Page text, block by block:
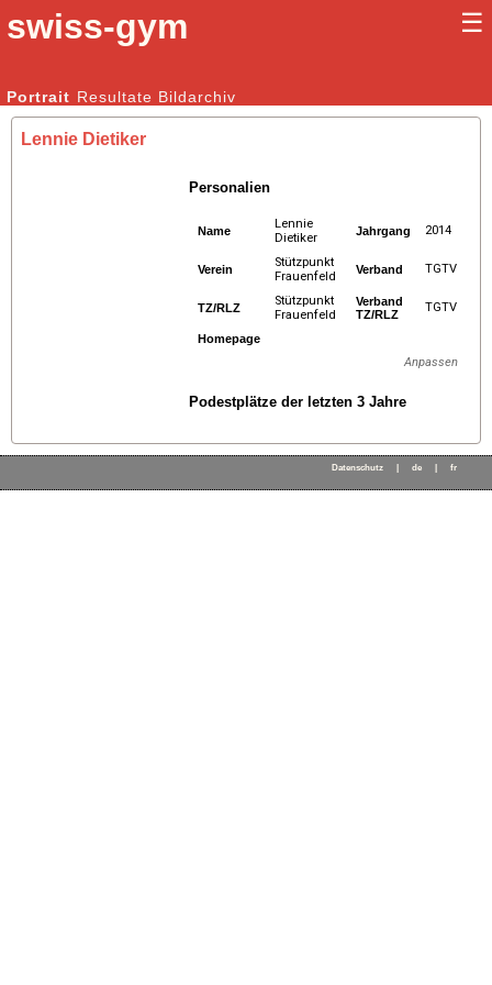
swiss-gym ☰
Kunstturnen Männer | Kunstturnen Frauen
Portrait Resultate Bildarchiv
Lennie Dietiker
Personalien
Name
Lennie
Dietiker
Jahrgang 2014
Verein
Stützpunkt
Frauenfeld
Verband TGTV
TZ/RLZ
Stützpunkt
Frauenfeld
Verband
TZ/RLZ
TGTV
Homepage
Anpassen
Podestplätze der letzten 3 Jahre
Datenschutz de fr